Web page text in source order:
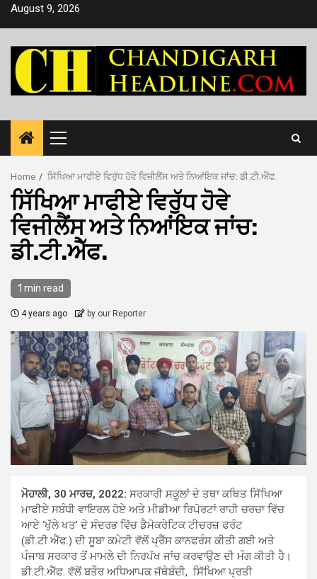
SkipAugust 9, 2026
Primary
Menu
Home ਸਿੱਖਿਆ ਮਾਫੀਏ ਵਿਰੁੱਧ ਹੋਵੇ ਵਿਜੀਲੈਂਸ ਅਤੇ ਨਿਆਂਇਕ ਜਾਂਚ: ਡੀ.ਟੀ.ਐੱਫ.
ਸਿੱਖਿਆ ਮਾਫੀਏ ਵਿਰੁੱਧ ਹੋਵੇ
ਵਿਜੀਲੈਂਸ ਅਤੇ ਨਿਆਂਇਕ ਜਾਂਚ:
ਡੀ.ਟੀ.ਐੱਫ.
1 min read
4 years ago by our Reporter
ਮੋਹਾਲੀ, 30 ਮਾਰਚ, 2022: ਸਰਕਾਰੀ ਸਕੂਲਾਂ ਦੇ ਤਥਾ ਕਥਿਤ ਸਿੱਖਿਆ
ਮਾਫੀਏ ਸਬੰਧੀ ਵਾਇਰਲ ਹੋਏ ਅਤੇ ਮੀਡੀਆ ਰਿਪੋਰਟਾਂ ਰਾਹੀ ਚਰਚਾ ਵਿੱਚ
ਆਏ ‘ਖੁੱਲੇ ਖਤ’ ਦੇ ਸੰਦਰਭ ਵਿੱਚ ਡੈਮੋਕਰੇਟਿਕ ਟੀਚਰਜ਼ ਫਰੰਟ
(ਡੀ.ਟੀ.ਐੱਫ.) ਦੀ ਸੂਬਾ ਕਮੇਟੀ ਵੱਲੋਂ ਪ੍ਰੈੱਸ ਕਾਨਫਰੰਸ ਕੀਤੀ ਗਈ ਅਤੇ
ਪੰਜਾਬ ਸਰਕਾਰ ਤੋਂ ਮਾਮਲੇ ਦੀ ਨਿਰਪੱਖ ਜਾਂਚ ਕਰਵਾਉਣ ਦੀ ਮੰਗ ਕੀਤੀ ਹੈ।
ਡੀ.ਟੀ.ਐੱਫ. ਵੱਲੋਂ ਬਤੌਰ ਅਧਿਆਪਕ ਜੱਥੇਬੰਦੀ, ਸਿੱਖਿਆ ਪ੍ਰਤੀ